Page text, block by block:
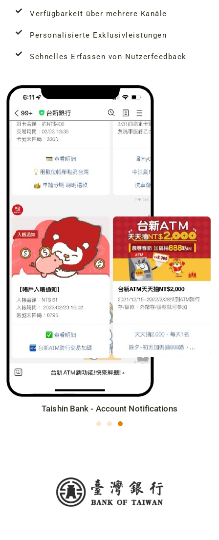
Verfügbarkeit über mehrere Kanäle
Personalisierte Exklusivleistungen
Schnelles Erfassen von Nutzerfeedback
Taishin Bank - Account Notifications